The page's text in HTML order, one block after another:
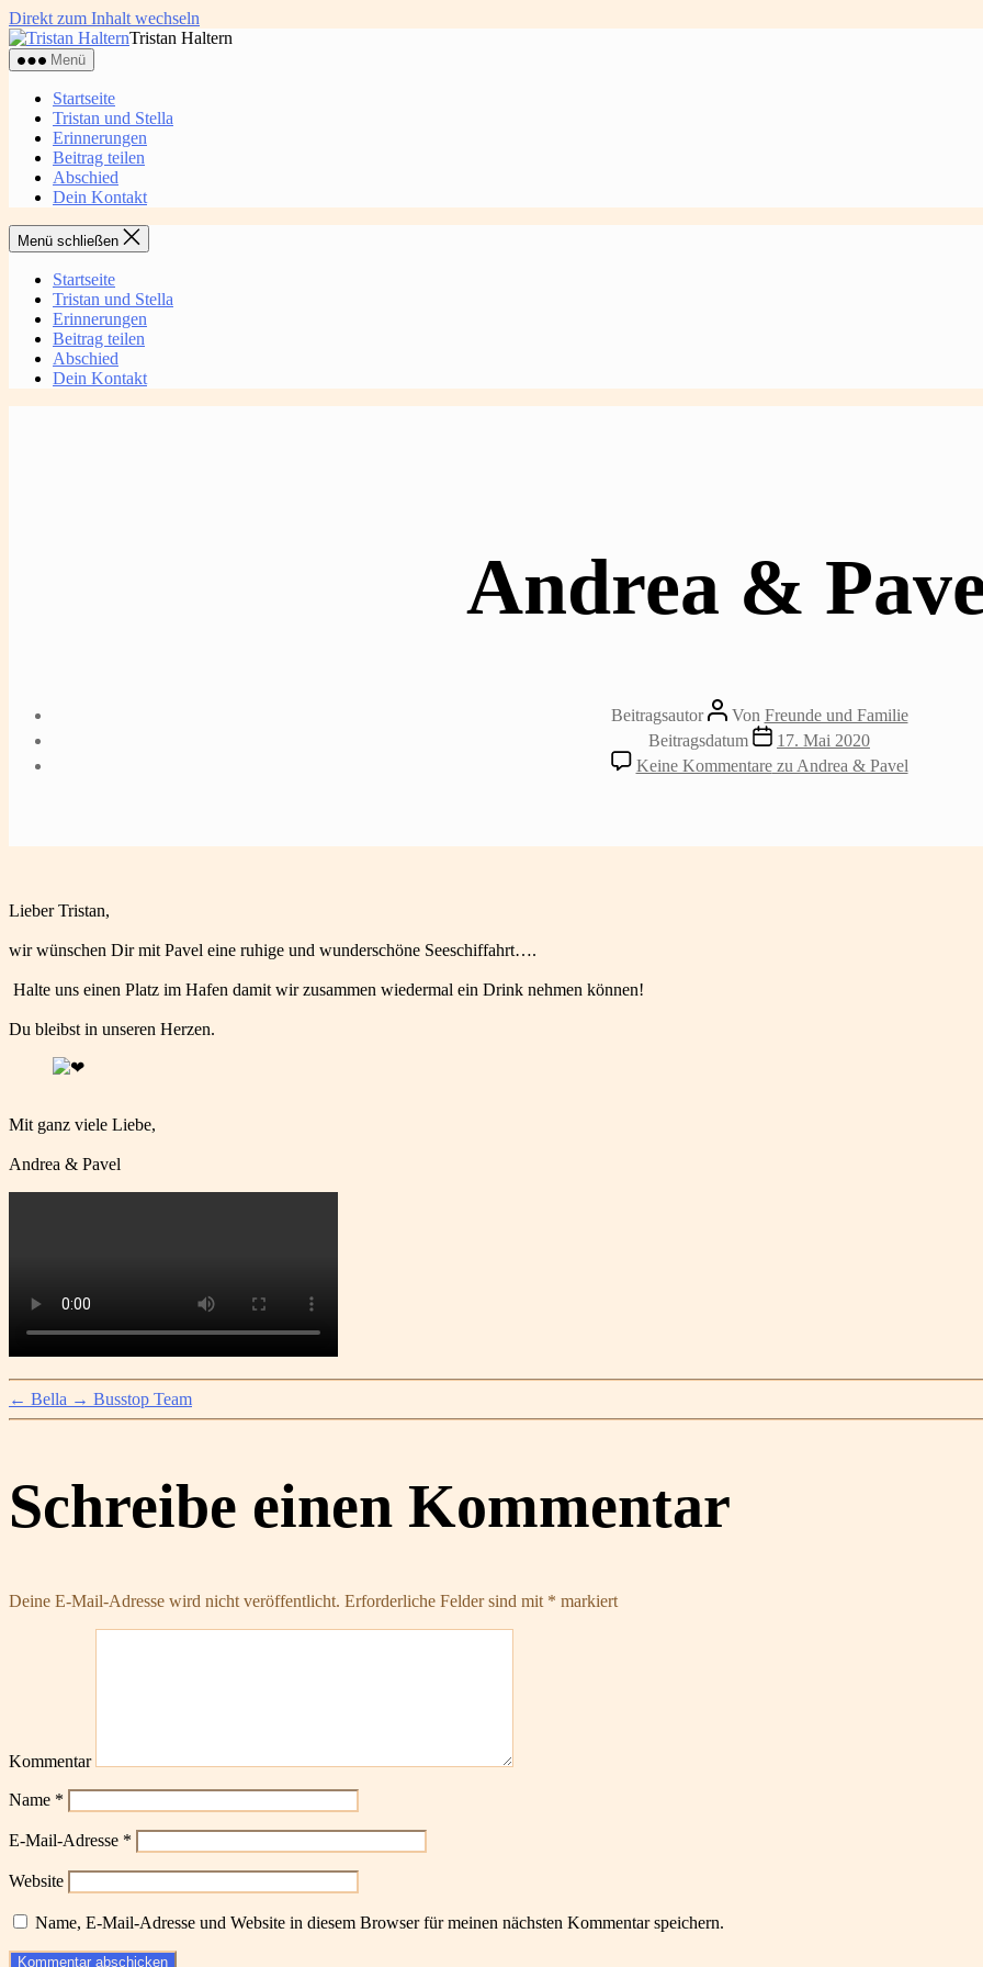
Direkt zum Inhalt wechseln
Tristan Haltern
Menü
Startseite
Tristan und Stella
Erinnerungen
Beitrag teilen
Abschied
Dein Kontakt
Menü schließen
Startseite
Tristan und Stella
Erinnerungen
Beitrag teilen
Abschied
Dein Kontakt
Andrea &
Beitragsautor Von Freunde und Familie
Beitragsdatum
17. Mai 2020
Keine Kommentarezu Andrea & Pavel
Lieber Tristan,
wir wünschen Dir mit Pavel eine ruhige und wunderschöne Seeschiffahrt….
Halte uns einen Platz im Hafen damit wir zusammen wiedermal ein Drink nehmen können!
Du bleibst in unseren Herzen.
Mit ganz viele Liebe,
Andrea & Pavel
← Bella → Busstop Team
Schreibe einen Kommentar
Deine E-Mail-Adresse wird nicht veröffentlicht. Erforderliche Felder sind mit * markiert
Kommentar
Name *
E-Mail-Adresse *
Website
Name, E-Mail-Adresse und Website in diesem Browser für meinen nächsten Kommentar speichern.